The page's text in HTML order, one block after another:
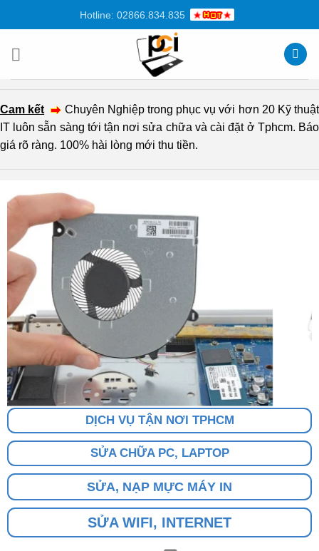
dung
Hotline: 02866.834.835
Cam kết
Chuyên Nghiệp trong phục vụ với hơn 20 Kỹ thuật
IT luôn sẵn sàng tới tận nơi sửa chữa và cài đặt ở Tphcm. Báo
giá rõ ràng. 100% hài lòng mới thu tiền.
DỊCH VỤ TẬN NƠI TPHCM
SỬA CHỮA PC, LAPTOP
SỬA, NẠP MỰC MÁY IN
SỬA WIFI, INTERNET